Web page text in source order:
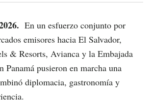
En un esfuerzo conjunto por
emisores hacia El Salvador,
& Resorts, Avianca y la Embajada
Panamá pusieron en marcha una
diplomacia, gastronomía y